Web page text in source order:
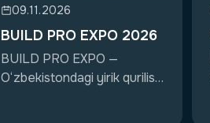
09.11.2026
BUILD PRO EXPO 2026
BUILD PRO EXPO —
O‘zbekistondagi yirik qurilish